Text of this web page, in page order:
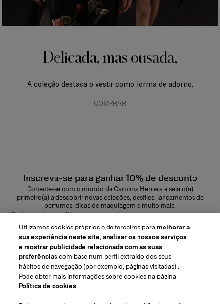
Delicada, mas ousada,
A coleção destaca o vestir como forma de adorno.
COMPRAR
Inscreva-se para ganhar 10% de desconto
Conecte-se com o mundo de Carolina Herrera e seja o(a)
primeiro(a) a descobrir novas coleções, desfiles, lançamentos de
perfumes, dicas de maquiagem e muito mais.
Endereço de e-mail
ENVIAR
Região/Idioma
Utilizamos cookies próprios e de terceiros paramelhorar a
sua experiência neste site, analisar os nossos serviços
e mostrar publicidade relacionada com as suas
preferênciascom base num perfil extraído dos seus
hábitos de navegação (por exemplo, páginas visitadas) .
Pode obter mais informações sobre cookies na página
Política de cookies.